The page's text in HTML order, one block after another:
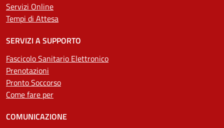
Servizi Online
Tempi di Attesa
SERVIZI A SUPPORTO
Fascicolo Sanitario Elettronico
Prenotazioni
Pronto Soccorso
Come fare per
COMUNICAZIONE